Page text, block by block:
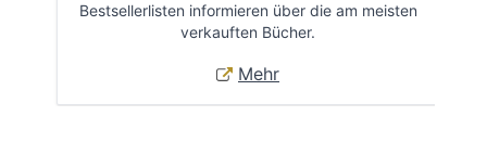
Bestsellerlisten informieren über die am meisten
verkauften Bücher.
Mehr